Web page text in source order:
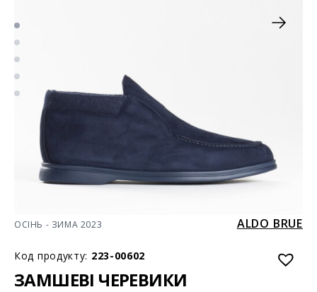
ОСІНЬ - ЗИМА 2023 ALDO BRUE
Код продукту: 223-00602
ЗАМШЕВІ ЧЕРЕВИКИ